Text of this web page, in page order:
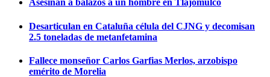
Asesinan a balazos a un hombre en Tlajomulco
Desarticulan en Cataluña célula del CJNG y decomisan
2.5 toneladas de metanfetamina
Fallece monseñor Carlos Garfias Merlos, arzobispo
emérito de Morelia